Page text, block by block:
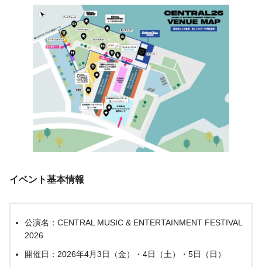
イベント基本情報
公演名：CENTRAL MUSIC & ENTERTAINMENT FESTIVAL
2026
開催日：2026年4月3日（金）・4日（土）・5日（日）